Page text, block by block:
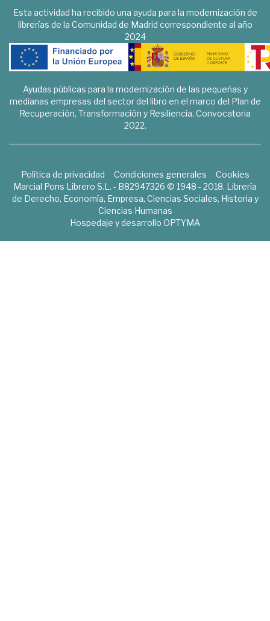
Esta actividad ha recibido una ayuda para la modernización de
librerías de la Comunidad de Madrid correspondiente al año
2024
Ayudas públicas para la modernización de las pequeñas y
medianas empresas del sector del libro en el marco del Plan de
Recuperación, Transformación y Resiliencia. Convocatoria
2022.
Política de privacidad Condiciones generales
Cookies
Marcial Pons Librero S.L. - B82947326 © 1948 - 2018. Librería
de Derecho, Economía, Empresa, Ciencias Sociales, Historia y
Ciencias Humanas
Hospedaje y desarrollo OPTYMA